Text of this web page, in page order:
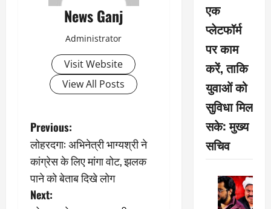
News Ganj
Administrator
Visit Website
View All Posts
P
o
s
Previous:
लोहरदगा: अभिनेत्री भाग्‍यश्री ने
कांग्रेस के लिए मांगा वोट, झलक
पाने को बेताब दिखे लोग
Next:
एक
प्लेटफॉर्म
पर काम
करें, ताकि
युवाओं को
सुविधा मिल
सके: मुख्य
सचिव